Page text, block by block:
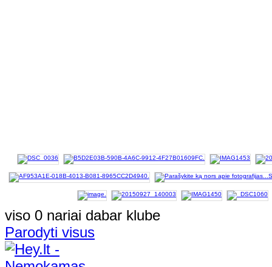
viso 0 nariai dabar klube
Parodyti visus